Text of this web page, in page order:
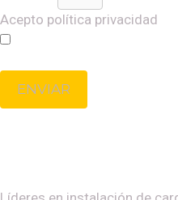
Acepto política privacidad
ENVIAR